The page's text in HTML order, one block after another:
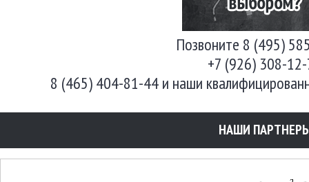
Позвоните 8 (495)
+7 (926) 308-
8 (465) 404-81-44 и наши
НАШИ